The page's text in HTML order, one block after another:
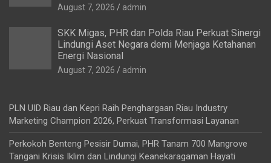
August 7, 2026 admin
SKK Migas, PHR dan Polda Riau Perkuat Sinergi
Lindungi Aset Negara demi Menjaga Ketahanan
Energi Nasional
August 7, 2026 admin
PLN UID Riau dan Kepri Raih Penghargaan Riau Industry
Marketing Champion 2026, Perkuat Transformasi Layanan
Perkokoh Benteng Pesisir Dumai, PHR Tanam 700 Mangrove
Tangani Krisis Iklim dan Lindungi Keanekaragaman Hayati